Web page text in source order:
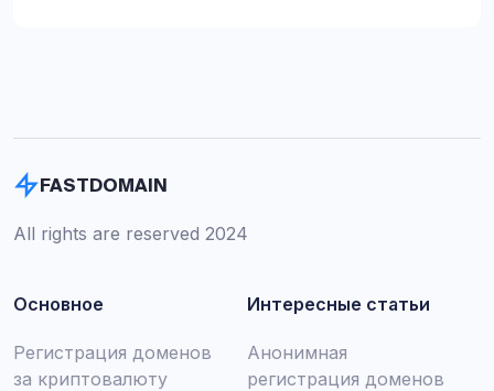
FASTDOMAIN
All rights are reserved 2024
Основное
Регистрация доменов
за криптовалюту
Интересные статьи
Анонимная
регистрация доменов